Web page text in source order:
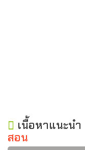
เนื้อหาแนะนำ
สอน